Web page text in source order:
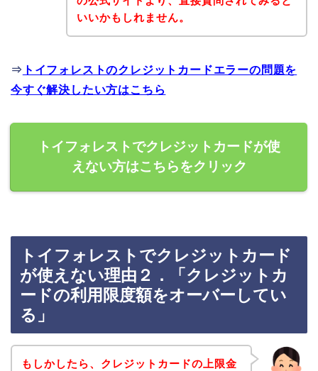
いいかもしれません。
⇒ トイフォレストのクレジットカードエラーの問題を
今すぐ解決したい方はこちら
トイフォレストでクレジットカードが使
えない方はこちらをクリック
トイフォレストでクレジットカード
が使えない理由２．「クレジットカ
ードの利用限度額をオーバーしてい
る」
もしかしたら、クレジットカードの上限金